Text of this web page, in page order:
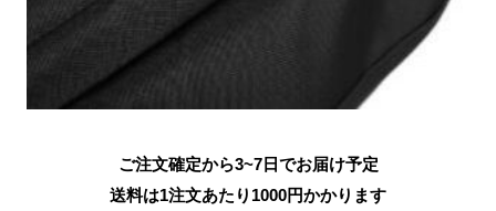
ご注文確定から3~7日でお届け予定
送料は1注文あたり 1000円かかります